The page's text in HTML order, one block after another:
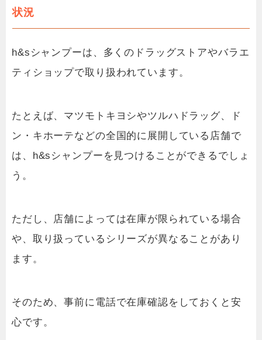
状況
h&sシャンプーは、多くのドラッグストアやバラエ
ティショップで取り扱われています。
たとえば、マツモトキヨシやツルハドラッグ、ド
ン・キホーテなどの全国的に展開している店舗で
は、h&sシャンプーを見つけることができるでしょ
う。
ただし、店舗によっては在庫が限られている場合
や、取り扱っているシリーズが異なることがあり
ます。
そのため、事前に電話で在庫確認をしておくと安
心です。